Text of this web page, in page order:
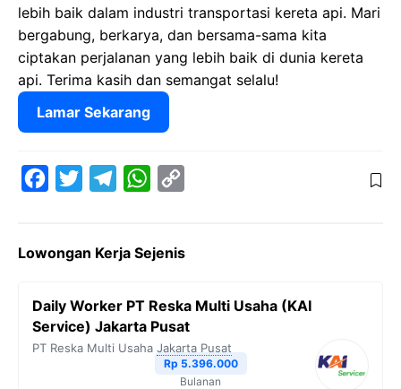
lebih baik dalam industri transportasi kereta api. Mari
bergabung, berkarya, dan bersama-sama kita
ciptakan perjalanan yang lebih baik di dunia kereta
api. Terima kasih dan semangat selalu!
Lamar Sekarang
e
o
o
t
e
r
e
r
a
W
t
A
y
i
n
k
Lowongan Kerja Sejenis
Daily Worker PT Reska Multi Usaha (KAI
Service) Jakarta Pusat
PT Reska Multi Usaha Jakarta Pusat
Rp 5.396.000
Bulanan